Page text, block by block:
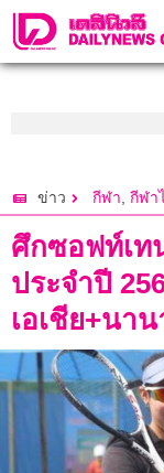
ข่าว กีฬา, กีฬา
ศึกซอฟท์เท
ประจำปี
เอเชีย+นา